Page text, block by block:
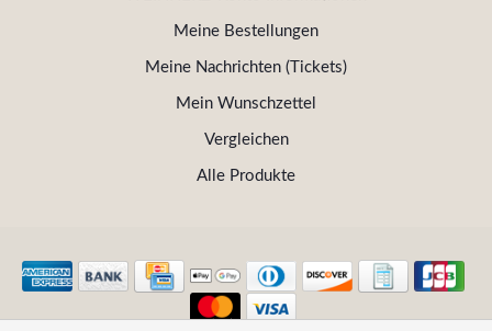
Meine Bestellungen
Meine Nachrichten (Tickets)
Mein Wunschzettel
Vergleichen
Alle Produkte